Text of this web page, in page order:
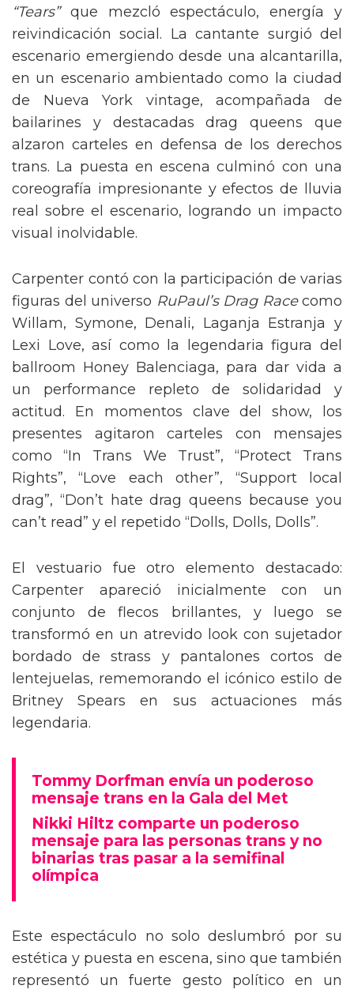
“Tears”que mezcló espectáculo, energía y
reivindicación social. La cantante surgió del
escenario emergiendo desde una alcantarilla,
en un escenario ambientado como la ciudad
de Nueva York vintage, acompañada de
bailarines y destacadas drag queens que
alzaron carteles en defensa de los derechos
trans. La puesta en escena culminó con una
coreografía impresionante y efectos de lluvia
real sobre el escenario, logrando un impacto
visual inolvidable.
Carpenter contó con la participación de varias
figuras del universo RuPaul’s Drag Racecomo
Willam, Symone, Denali, Laganja Estranja y
Lexi Love, así como la legendaria figura del
ballroom Honey Balenciaga, para dar vida a
un performance repleto de solidaridad y
actitud. En momentos clave del show, los
presentes agitaron carteles con mensajes
como “In Trans We Trust”, “Protect Trans
Rights”, “Love each other”, “Support local
drag”, “Don’t hate drag queens because you
can’t read” y el repetido “Dolls, Dolls, Dolls”.
El vestuario fue otro elemento destacado:
Carpenter apareció inicialmente con un
conjunto de flecos brillantes, y luego se
transformó en un atrevido look con sujetador
bordado de strass y pantalones cortos de
lentejuelas, rememorando el icónico estilo de
Britney Spears en sus actuaciones más
legendaria.
Tommy Dorfman envía un poderoso
mensaje trans en la Gala del Met
Nikki Hiltz comparte un poderoso
mensaje para las personas trans y no
binarias tras pasar a la semifinal
olímpica
Este espectáculo no solo deslumbró por su
estética y puesta en escena, sino que también
representó un fuerte gesto político en un